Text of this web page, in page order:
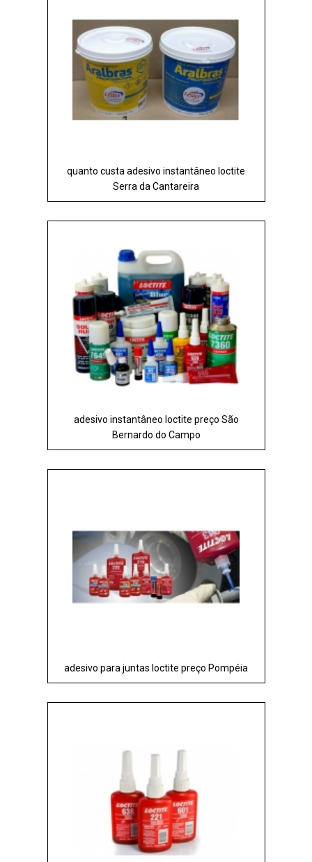
quanto custa adesivo instantâneo loctite
Serra da Cantareira
adesivo instantâneo loctite preço São
Bernardo do Campo
adesivo para juntas loctite preço Pompéia